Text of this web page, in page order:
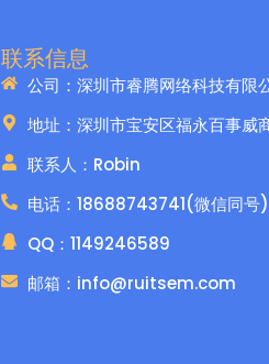
联系信息
公司：深圳市睿腾网络科技有限
地址：深圳市宝安区福永百事威
联系人：Robin
电话：18688743741(微信同号)
QQ：1149246589
邮箱：info@ruitsem.com